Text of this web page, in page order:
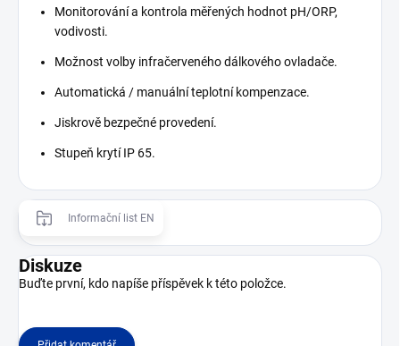
Monitorování a kontrola měřených hodnot pH/ORP,
vodivosti.
Možnost volby infračerveného dálkového ovladače.
Automatická / manuální teplotní kompenzace.
Jiskrově bezpečné provedení.
Stupeň krytí IP 65.
Informační list EN
Diskuze
Buďte první, kdo napíše příspěvek k této položce.